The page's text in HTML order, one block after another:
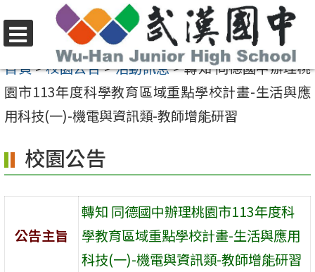
至
要
內
區
選
單
首頁>校園公告>活動訊息>轉知 同德國中辦理桃
園市113年度科學教育區域重點學校計畫-生活與應
用科技(一)-機電與資訊類-教師增能研習
校園公告
公告主旨
轉知 同德國中辦理桃園市113年度科
學教育區域重點學校計畫-生活與應用
科技(一)-機電與資訊類-教師增能研習